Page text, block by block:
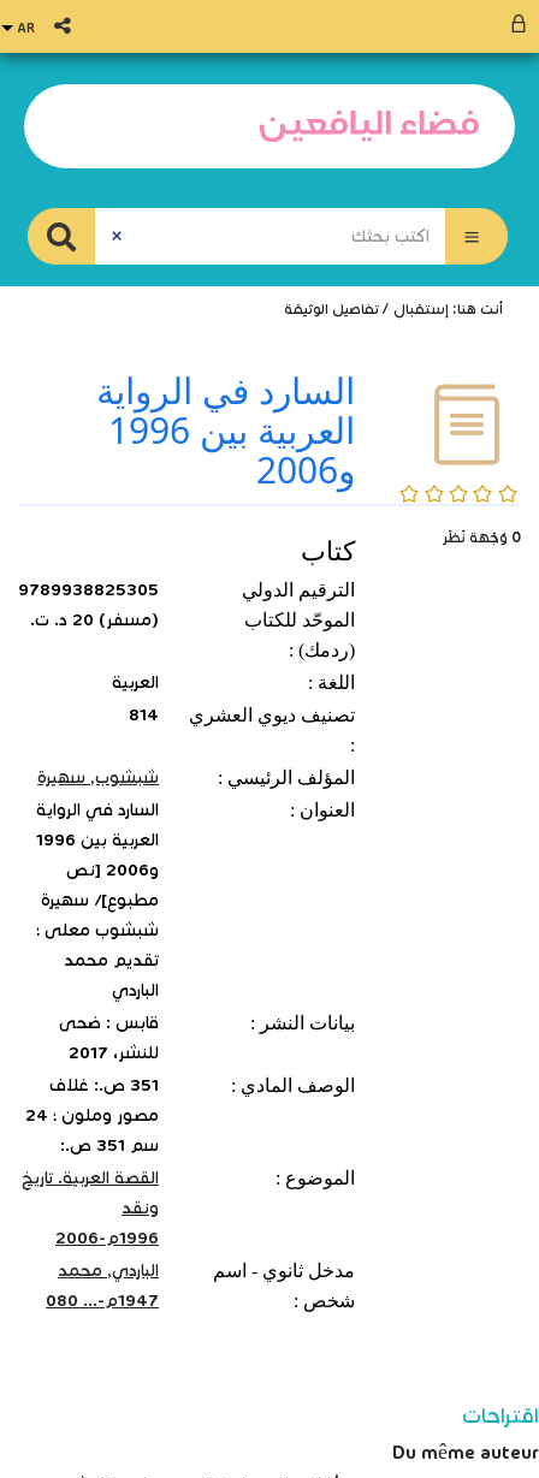
أنت هنا: إستقبال / تفاصيل الوثيقة
0/5
0 وُجْهَة نَظَر
السارد في الرواية
العربية بين 1996
و2006
كتاب
الترقيم الدولي
الموحّد للكتاب
(ردمك) :
9789938825305
(مسفر‏) ‏20 د. ت.
اللغة :
العربية
تصنيف ديوي العشري
:
814
المؤلف الرئيسي :
شبشوب, ‏سهيرة‏
العنوان :
السارد في الرواية
العربية بين 1996
و2006 [نص
مطبوع]‏/ ‏سهيرة
شبشوب معلى ؛
تقديم محمد
الباردي
بيانات النشر :
قابس : ضحى
للنشر‏، ‏2017‏
الوصف المادي :
351 ص.: غلاف
مصور وملون‏ ؛ ‏24
سم 351 ص.:
الموضوع :
القصة العربية. تاريخ
ونقد‏
مدخل ثانوي - اسم
شخص :
الباردي, محمد‏
اقتراحات
Du même auteur